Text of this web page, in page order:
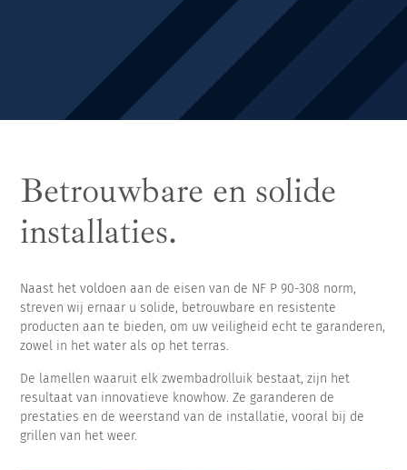
Betrouwbare en solide
installaties.
Naast het voldoen aan de eisen van de NF P 90-308 norm,
streven wij ernaar u solide, betrouwbare en resistente
producten aan te bieden, om uw veiligheid echt te garanderen,
zowel in het water als op het terras.
De lamellen waaruit elk zwembadrolluik bestaat, zijn het
resultaat van innovatieve knowhow. Ze garanderen de
prestaties en de weerstand van de installatie, vooral bij de
grillen van het weer.